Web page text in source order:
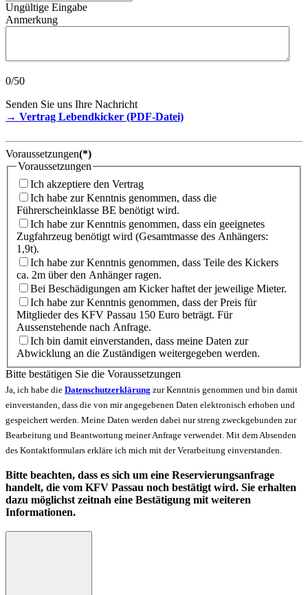
Ungültige Eingabe
Anmerkung
0/50
Senden Sie uns Ihre Nachricht
→ Vertrag Lebendkicker (PDF-Datei)
Voraussetzungen(*)
Voraussetzungen
Ich akzeptiere den Vertrag
Ich habe zur Kenntnis genommen, dass die
Führerscheinklasse BE benötigt wird.
Ich habe zur Kenntnis genommen, dass ein geeignetes
Zugfahrzeug benötigt wird (Gesamtmasse des Anhängers:
1,9t).
Ich habe zur Kenntnis genommen, dass Teile des Kickers
ca. 2m über den Anhänger ragen.
Bei Beschädigungen am Kicker haftet der jeweilige Mieter.
Ich habe zur Kenntnis genommen, dass der Preis für
Mitglieder des KFV Passau 150 Euro beträgt. Für
Aussenstehende nach Anfrage.
Ich bin damit einverstanden, dass meine Daten zur
Abwicklung an die Zuständigen weitergegeben werden.
Bitte bestätigen Sie die Voraussetzungen
Ja, ich habe die Datenschutzerklärung zur Kenntnis genommen und bin damit
einverstanden, dass die von mir angegebenen Daten elektronisch erhoben und
gespeichert werden. Meine Daten werden dabei nur streng zweckgebunden zur
Bearbeitung und Beantwortung meiner Anfrage verwendet. Mit dem Absenden
des Kontaktformulars erkläre ich mich mit der Verarbeitung einverstanden.
Bitte beachten, dass es sich um eine Reservierungsanfrage
handelt, die vom KFV Passau noch bestätigt wird. Sie erhalten
dazu möglichst zeitnah eine Bestätigung mit weiteren
Informationen.